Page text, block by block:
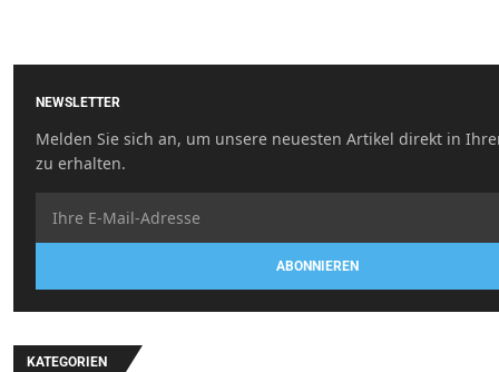
NEWSLETTER
Melden Sie sich an, um unsere neuesten Artikel direkt in
zu erhalten.
ABONNIEREN
KATEGORIEN